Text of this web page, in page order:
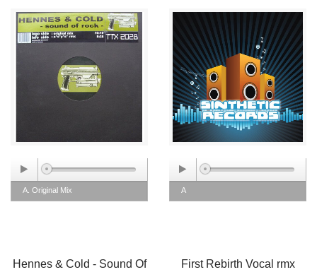
A. Original Mix
Hennes & Cold - Sound Of
A
First Rebirth Vocal rmx